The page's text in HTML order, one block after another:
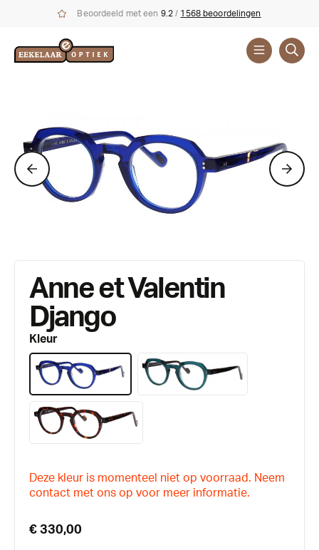
Beoordeeld met een 9.2 / 1568 beoordelingen
Anne et
Valentin
Anne et Valentin
Django
Kleur
Deze kleur is momenteel niet op voorraad. Neem
contact met ons op voor meer informatie.
€ 330,00